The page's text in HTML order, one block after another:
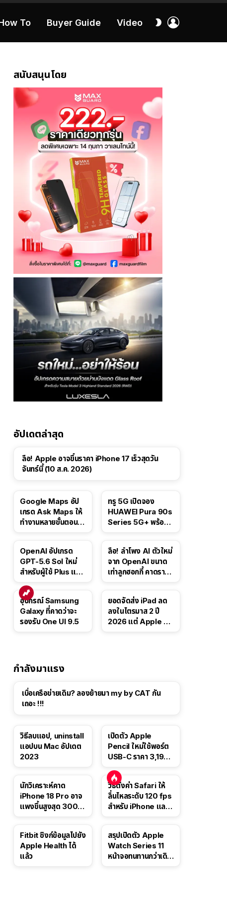
To Buyer Guide Video
สลับ
สนับสนุนโดย
อัปเดตล่าสุด
ลือ! Apple อาจขึ้นราคา iPhone 17 เร็วสุดวัน
จันทร์นี้ (10 ส.ค. 2026)
Google Maps อัป
เกรด Ask Maps ให้
ทำงานหลายขั้นตอนได้
สาธารณะ
ทรู 5G เปิดจอง
HUAWEI Pura 90s
Series 5G+ พร้อม
OpenAI อัปเกรด
GPT-5.6 Sol ใหม่
สำหรับผู้ใช้ Plus และ
5.6 Luna ให้ผู้ใช้ฟรี
ลือ! ลำโพง AI ตัวใหม่
จาก OpenAI ขนาด
เท่าลูกฮอกกี้ คาดราคา
อุปกรณ์ Samsung
Galaxy ที่คาดว่าจะ
รองรับ One UI 9.5
ยอดจัดส่ง iPad ลด
ลงในไตรมาส 2 ปี
2026 แต่ Apple ยัง
กำลังมาแรง
เบื่อเครือข่ายเดิม? ลองย้ายมา my by CAT กัน
เถอะ !!!
วิธีลบแอป, uninstall
แอปบน Mac อัปเดต
2023
เปิดตัว Apple
Pencil ใหม่ใช้พอร์ต
USB-C ราคา 3,190
นี้
นักวิเคราะห์คาด
iPhone 18 Pro อาจ
แพงขึ้นสูงสุด 300
วิธีตั้งค่า Safari ให้
ลื่นไหลระดับ 120 fps
สำหรับ iPhone และ
Fitbit ซิงก์ข้อมูลไปยัง
Apple Health ได้
แล้ว
สรุปเปิดตัว Apple
Watch Series 11
หน้าจอทนทานกว่าเดิม